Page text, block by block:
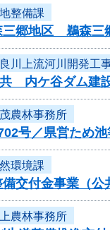
整備課
郷地区 鵜森三
川上流河川開発工
共 内ケ谷ダム
農林事務所
号／県営ため
環境課
備交付金事業（
農林事務所